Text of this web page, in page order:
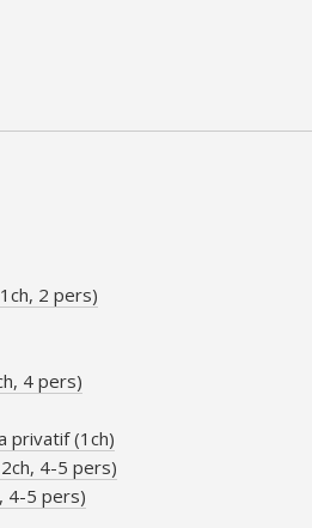
2 pers)
4 pers)
privatif (1ch)
4-5 pers)
4-5 pers)